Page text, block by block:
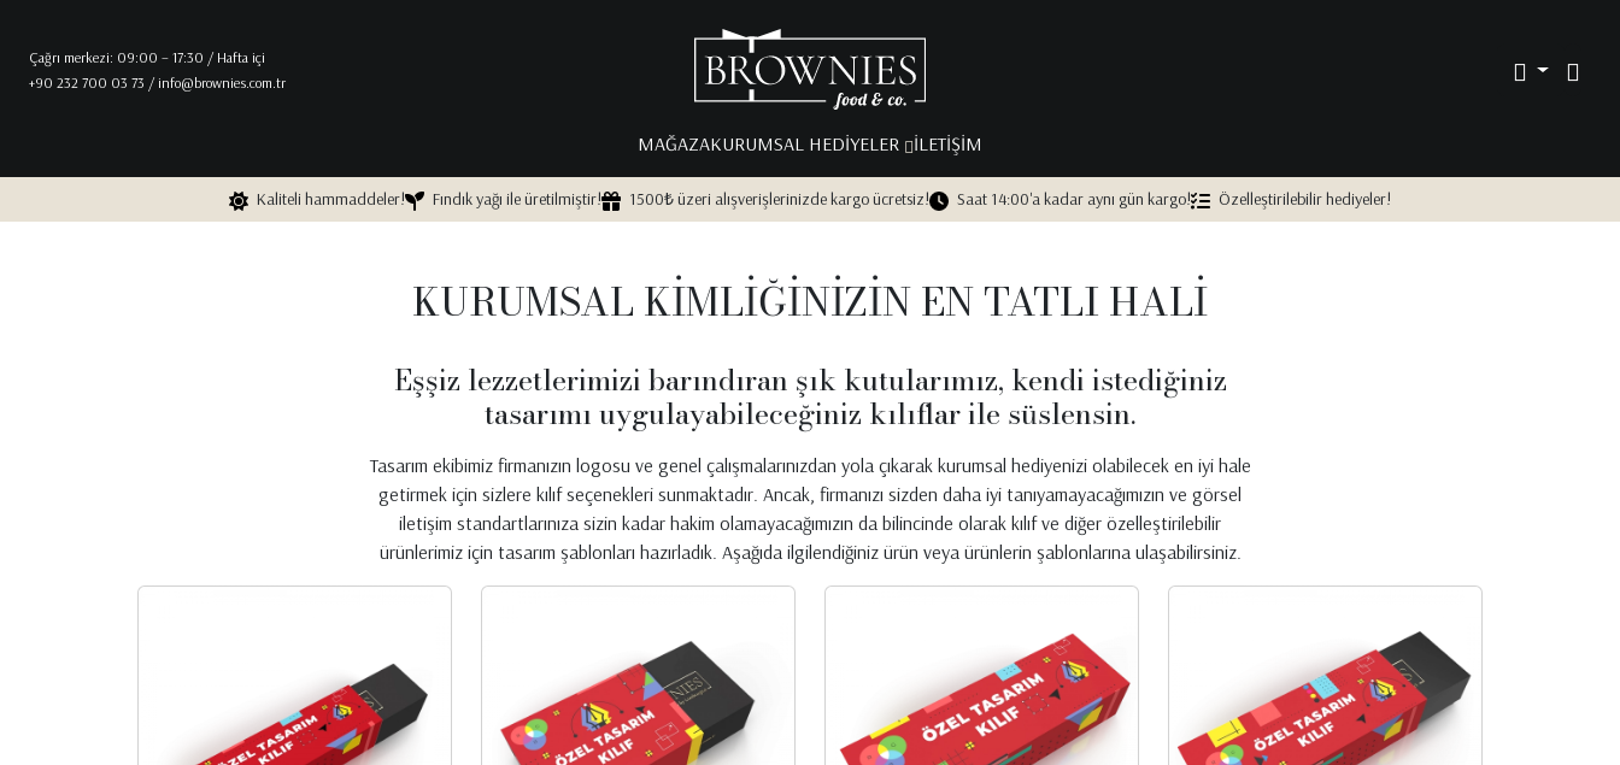
Çağrı merkezi: 09:00 – 17:30 / Hafta içi
+90 232 700 03 73 / info@brownies.com.tr
MAĞAZAKURUMSAL HEDIYELER ILETIŞIM
Kaliteli hammaddeler! Fındık yağı ile üretilmiştir! 1500₺ üzeri alışverişlerinizde kargo ücretsiz! Saat 14:00'a kadar aynı gün kargo! Özelleştirilebilir hediyeler!
KURUMSAL KİMLİĞİNİZİN EN TATLI HALİ
Eşşiz lezzetlerimizi barındıran şık kutularımız, kendi istediğiniz
tasarımı uygulayabileceğiniz kılıflar ile süslensin.
Tasarım ekibimiz firmanızın logosu ve genel çalışmalarınızdan yola çıkarak kurumsal hediyenizi olabilecek en iyi hale
getirmek için sizlere kılıf seçenekleri sunmaktadır. Ancak, firmanızı sizden daha iyi tanıyamayacağımızın ve görsel
iletişim standartlarınıza sizin kadar hakim olamayacağımızın da bilincinde olarak kılıf ve diğer özelleştirilebilir
ürünlerimiz için tasarım şablonları hazırladık. Aşağıda ilgilendiğiniz ürün veya ürünlerin şablonlarına ulaşabilirsiniz.